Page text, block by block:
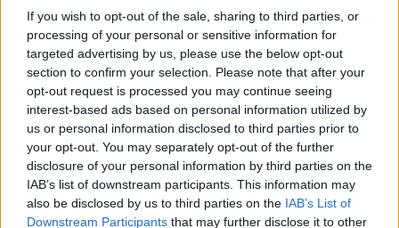
If you wish to opt-out of the sale, sharing to third parties, or
processing of your personal or sensitive information for
targeted advertising by us, please use the below opt-out
section to confirm your selection. Please note that after your
opt-out request is processed you may continue seeing
interest-based ads based on personal information utilized by
us or personal information disclosed to third parties prior to
your opt-out. You may separately opt-out of the further
disclosure of your personal information by third parties on the
IAB’s list of downstream participants. This information may
also be disclosed by us to third parties on the IAB’s List of
Downstream Participants that may further disclose it to other
a osoby, które zajmą się prowadzeniem drużyny.
Łopata ma oznaczać Bezuma (chodzi o narzędzie
trzymane przez starca, którego wizerunkiem posługuje
się Bezum w social media), a malina nową menadżerkę
dywizji LoL-a - Hannę "FanaBerry" Glonek.
Oto filmik zamieszczony przez iHG na Twitterze:
[embed]https://twitter.com/illuminaRGaming/status/
Tak prawdopodobnie będzie wyglądać nowy skład